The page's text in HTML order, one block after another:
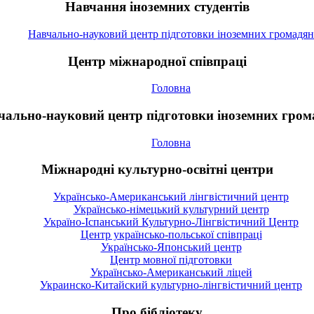
Навчання іноземних студентів
Навчально-науковий центр підготовки іноземних громадян
Центр міжнародної співпраці
Головна
науковий центр підготовки іноземних
Головна
Міжнародні культурно-освітні центри
Українсько-Американський лінгвістичний центр
Українсько-німецький культурний центр
Україно-Іспанський Культурно-Лінгвістичний Центр
Центр українсько-польської співпраці
Українсько-Японський центр
Центр мовної підготовки
Українсько-Американський ліцей
Украинско-Китайский культурно-лінгвістичний центр